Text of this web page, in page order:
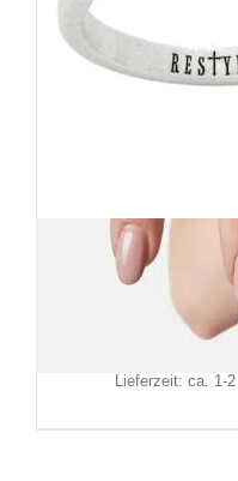
Restyle
Lieferzeit: ca. 1-